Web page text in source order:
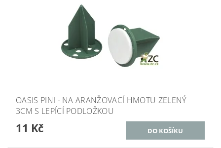
OASIS PINI - NA ARANŽOVACÍ HMOTU ZELENÝ
3CM S LEPÍCÍ PODLOŽKOU
11 Kč